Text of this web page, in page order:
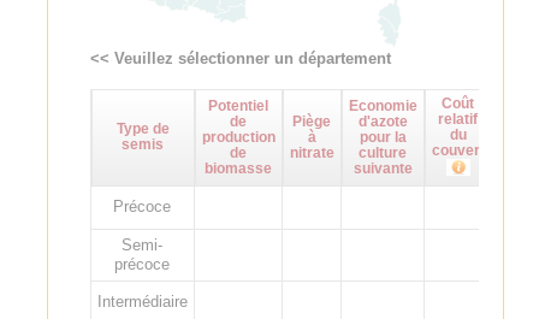
<< Veuillez sélectionner un département
Type de
semis
Potentiel
de
production
de
biomasse
Piège
à
nitrate
Economie
d'azote
pour la
culture
suivante
Coût
relatif
du
couvert
Précoce
Semi-
précoce
Intermédiaire